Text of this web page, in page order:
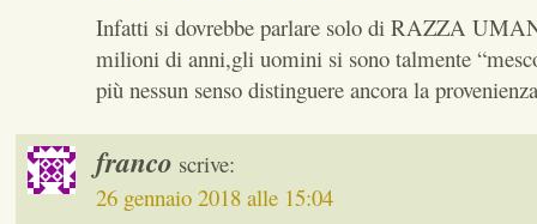
Infatti si dovrebbe parlare solo di RAZZA
milioni di anni,gli uomini si sono talmente
più nessun senso distinguere ancora la
franco scrive:
26 gennaio 2018 alle 15:04